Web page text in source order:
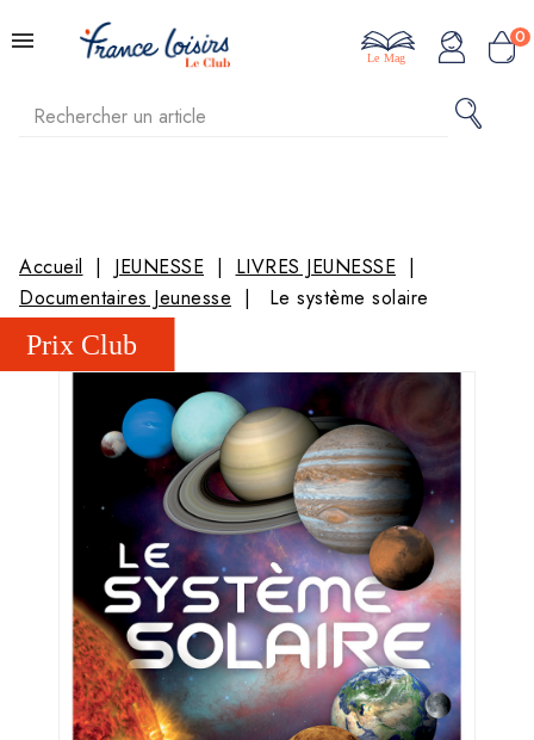
0
Le Mag
Accueil JEUNESSE
LIVRES JEUNESSE
Documentaires Jeunesse
Le système solaire